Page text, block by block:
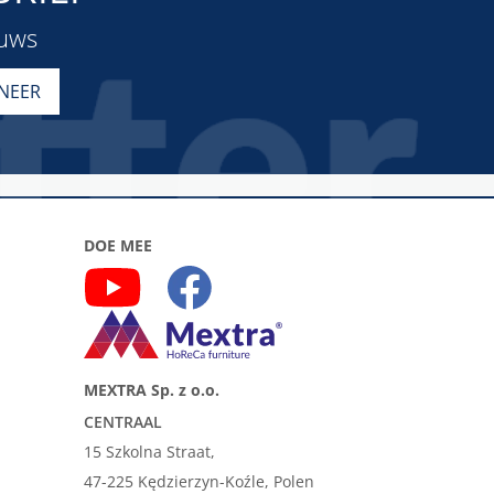
DOE MEE
MEXTRA Sp. z o.o.
CENTRAAL
15 Szkolna Straat,
47-225 Kędzierzyn-Koźle, Polen